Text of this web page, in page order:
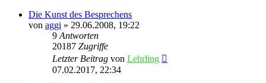
Die Kunst des Besprechens
von aggi » 29.06.2008, 19:22
9 Antworten
20187 Zugriffe
Letzter Beitrag von Lehrling
07.02.2017, 22:34